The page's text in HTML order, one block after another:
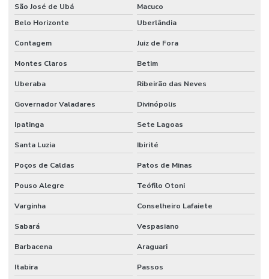
São José de Ubá
Macuco
Belo Horizonte
Uberlândia
Contagem Juiz de Fora
Montes Claros Betim
Uberaba Ribeirão das Neves
Governador Valadares Divinópolis
Ipatinga Sete Lagoas
Santa Luzia Ibirité
Poços de Caldas Patos de Minas
Pouso Alegre Teófilo Otoni
Varginha Conselheiro Lafaiete
Sabará Vespasiano
Barbacena Araguari
Itabira Passos